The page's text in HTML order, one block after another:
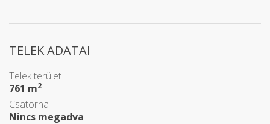
TELEK ADATAI
Telek terület
761 m2
Csatorna
Nincs megadva